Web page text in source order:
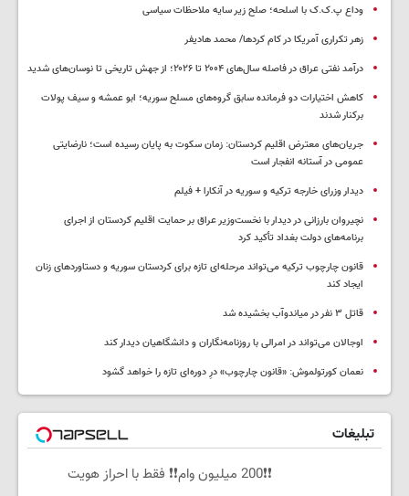
وداع پ.ک.ک با اسلحه؛ صلح زیر سایه ملاحظات سیاسی
زهر تکراری آمریکا در کام کردها/ محمد هادیفر
درآمد نفتی عراق در فاصله سال‌های ۲۰۰۴ تا ۲۰۲۶؛ از جهش تاریخی تا نوسان‌های شدید
کاهش اختیارات دو فرمانده سابق گروه‌های مسلح سوریه؛ ابو عمشه و سیف پولات
برکنار شدند
جریان‌های معترض اقلیم کردستان: زمان سکوت به پایان رسیده است؛ نارضایتی
عمومی در آستانه انفجار است
دیدار وزرای خارجه ترکیه و سوریه در آنکارا + فیلم
نچیروان بارزانی در دیدار با نخست‌وزیر عراق بر حمایت اقلیم کردستان از اجرای
برنامه‌های دولت بغداد تأکید کرد
قانون چارچوب ترکیه می‌تواند مرحله‌ای تازه برای کردستان سوریه و دستاوردهای زنان
ایجاد کند
قاتل ٣ نفر در میاندوآب بخشیده شد
اوجالان می‌تواند در امرالی با روزنامه‌نگاران و دانشگاهیان دیدار کند
نعمان کورتولموش: «قانون چارچوب» درِ دوره‌ای تازه را خواهد گشود
تبلیغات
❗❗200 میلیون وام❗❗ فقط با احراز هویت